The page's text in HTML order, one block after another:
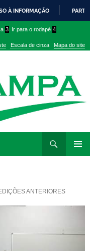
À INFORMAÇÃO
3 Ir para o rodapé 4
Escala de cinza Mapa do site
ANTERIORES